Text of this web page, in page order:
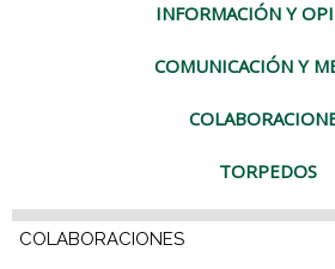
INFORMACIÓN Y
COMUNICACIÓN Y
TORPEDOS
COLABORACIONES